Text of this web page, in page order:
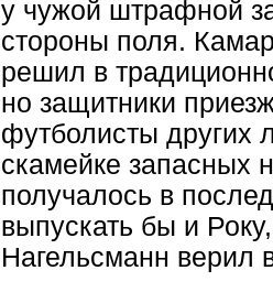
у чужой штрафной
стороны поля.
решил в
но защитники
футболисты других
скамейке запасных
получалось в
выпускать бы и
Нагельсманн верил